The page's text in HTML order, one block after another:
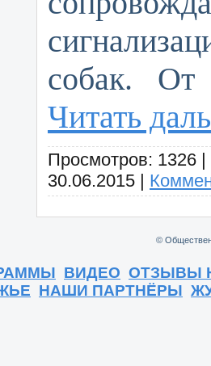
собак.
Читать
Просмотров: 1326 |
30.06.2015 |
©
ВИДЕО ОТЗЫВЫ
НАШИ ПАРТНЁРЫ